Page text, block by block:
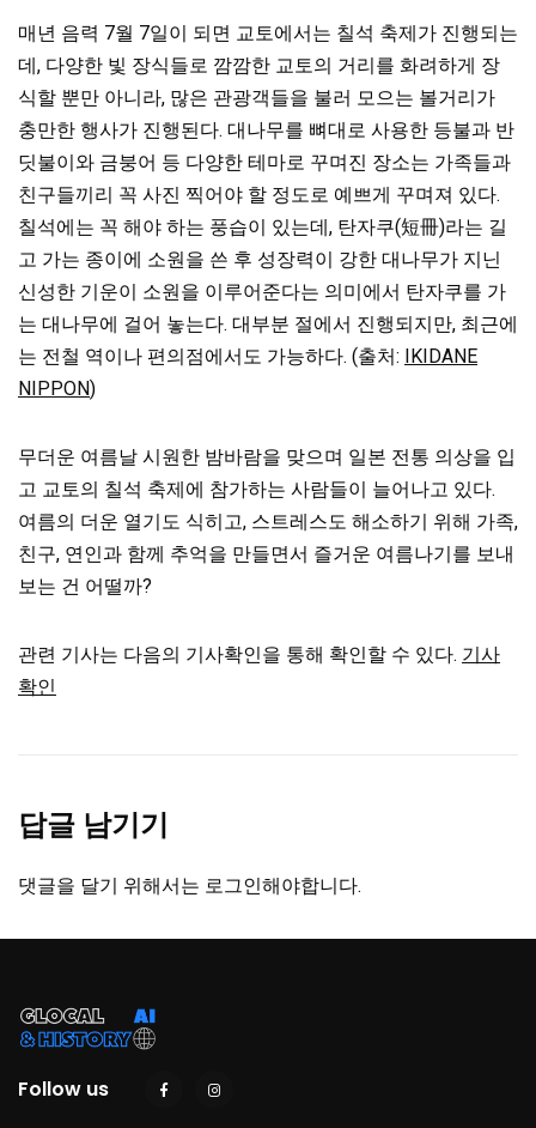
매년 음력 7월 7일이 되면 교토에서는 칠석 축제가 진행되는
데, 다양한 빛 장식들로 깜깜한 교토의 거리를 화려하게 장
식할 뿐만 아니라, 많은 관광객들을 불러 모으는 볼거리가
충만한 행사가 진행된다. 대나무를 뼈대로 사용한 등불과 반
딧불이와 금붕어 등 다양한 테마로 꾸며진 장소는 가족들과
친구들끼리 꼭 사진 찍어야 할 정도로 예쁘게 꾸며져 있다.
칠석에는 꼭 해야 하는 풍습이 있는데, 탄자쿠(短冊)라는 길
고 가는 종이에 소원을 쓴 후 성장력이 강한 대나무가 지닌
신성한 기운이 소원을 이루어준다는 의미에서 탄자쿠를 가
는 대나무에 걸어 놓는다. 대부분 절에서 진행되지만, 최근에
는 전철 역이나 편의점에서도 가능하다. (출처: IKIDANE
NIPPON)
무더운 여름날 시원한 밤바람을 맞으며 일본 전통 의상을 입
고 교토의 칠석 축제에 참가하는 사람들이 늘어나고 있다.
여름의 더운 열기도 식히고, 스트레스도 해소하기 위해 가족,
친구, 연인과 함께 추억을 만들면서 즐거운 여름나기를 보내
보는 건 어떨까?
관련 기사는 다음의 기사확인을 통해 확인할 수 있다. 기사
확인
답글 남기기
댓글을 달기 위해서는 로그인해야합니다.
Follow us